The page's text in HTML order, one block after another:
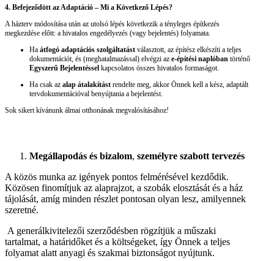
4. Befejeződött az Adaptáció – Mi a Következő Lépés?
A házterv módosítása után az utolsó lépés következik a tényleges építkezés
megkezdése előtt: a hivatalos engedélyezés (vagy bejelentés) folyamata.
Ha átfogó adaptációs szolgáltatást választott, az építész elkészíti a teljes
dokumentációt, és (meghatalmazással) elvégzi az e-építési naplóban történő
Egyszerű Bejelentéssel kapcsolatos összes hivatalos formaságot.
Ha csak az alap átalakítást rendelte meg, akkor Önnek kell a kész, adaptált
tervdokumentációval benyújtania a bejelentést.
Sok sikert kívánunk álmai otthonának megvalósításához!
Megállapodás és bizalom, személyre szabott tervezés
A közös munka az igények pontos felmérésével kezdődik.
Közösen finomítjuk az alaprajzot, a szobák elosztását és a ház
tájolását, amíg minden részlet pontosan olyan lesz, amilyennek
szeretné.
A generálkivitelezői szerződésben rögzítjük a műszaki
tartalmat, a határidőket és a költségeket, így Önnek a teljes
folyamat alatt anyagi és szakmai biztonságot nyújtunk.